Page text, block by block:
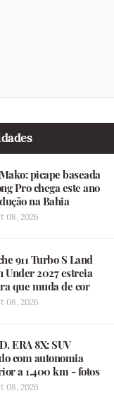
picape baseada
Pro chega este ano
na Bahia
08, 2026
911 Turbo S Land
Under 2027 estreia
que muda de cor
08, 2026
ERA 8X: SUV
com autonomia
a 1.400 km - fotos
08, 2026